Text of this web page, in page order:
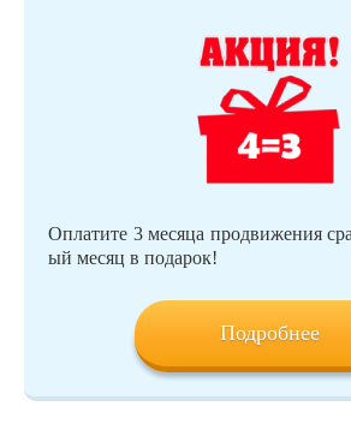
Оплатите 3 месяца продвижения
ый месяц в подарок!
Подробнее